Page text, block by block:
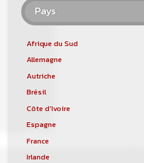
Pays
Afrique du Sud
Allemagne
Autriche
Brésil
Côte d'Ivoire
Espagne
France
Irlande